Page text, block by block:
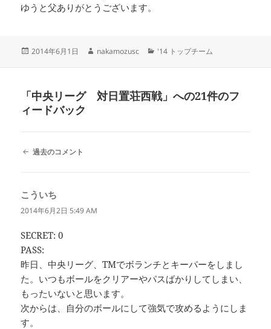
ゆうと父ありがとうございます。
投
2014年6月1日
作
nakamozusc
カ
ー
'14 トップチーム
「中央リーグ 対日置荘西戦」への21件のフ
ィードバック
コ
ナ
ビ
ゲ
シ
ョ
ン
過去のコメント
こういち
り:
2014年6月2日 5:49 AM
SECRET: 0
PASS:
昨日、中央リーグ、TMでボランチとキーパーをしまし
た。いつもボールをクリアーやパスばかりしてしまい、
もったいないと思います。
次からは、自分のボールにして強気で攻めるようにしま
す。